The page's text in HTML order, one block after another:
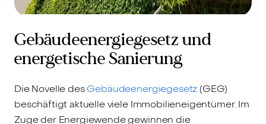
Gebäudeenergiegesetz und
energetische Sanierung
Die Novelle desGebäudeenergiegesetz (GEG)
beschäftigt aktuelle viele Immobilieneigentümer. Im
Zuge der Energiewende gewinnen die